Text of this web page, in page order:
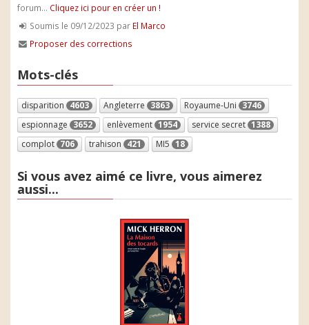
forum... Cliquez ici pour en créer un !
Soumis le 09/12/2023 par El Marco
Proposer des corrections
Mots-clés
disparition 4603 Angleterre 3863 Royaume-Uni 3746
espionnage 3652 enlèvement 1954 service secret 1388
complot 706 trahison 421 MI5 18
Si vous avez aimé ce livre, vous aimerez
aussi...